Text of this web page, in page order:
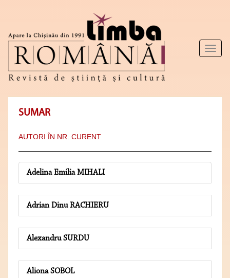
Toggle
SUMAR
AUTORI ÎN NR. CURENT
Adelina Emilia MIHALI
Adrian Dinu RACHIERU
Alexandru SURDU
Aliona SOBOL